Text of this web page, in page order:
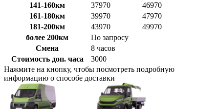
141-160км
37970
46970
161-180км
39970
47970
181-200км
43970
49970
более 200км
По запросу
Смена
8 часов
Стоимость доп. часа
3000
Нажмите на кнопку, чтобы посмотреть подробную
информацию о способе доставки